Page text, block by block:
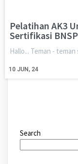
Pelatihan AK3
Sertifikasi BNSP
10 JUN, 24
Hallo... Teman -
Search